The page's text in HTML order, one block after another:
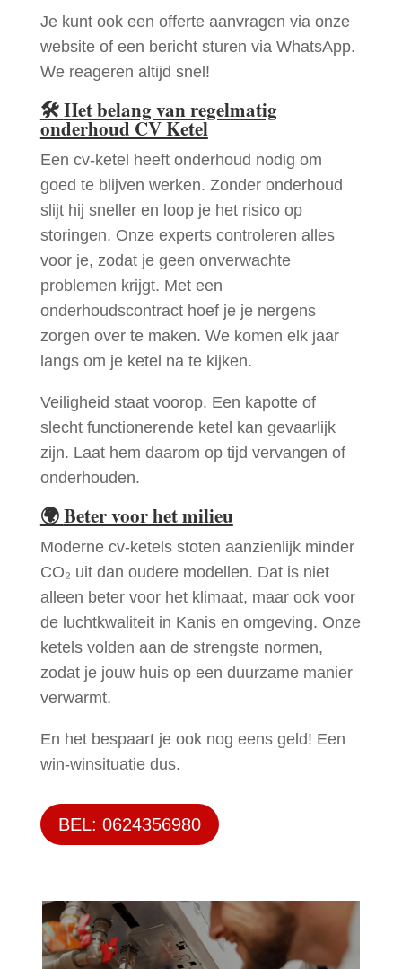
Je kunt ook een offerte aanvragen via onze
website of een bericht sturen via WhatsApp.
We reageren altijd snel!
🛠Het belang van regelmatig
onderhoud CV Ketel
Een cv-ketel heeft onderhoud nodig om
goed te blijven werken. Zonder onderhoud
slijt hij sneller en loop je het risico op
storingen. Onze experts controleren alles
voor je, zodat je geen onverwachte
problemen krijgt. Met een
onderhoudscontract hoef je je nergens
zorgen over te maken. We komen elk jaar
langs om je ketel na te kijken.
Veiligheid staat voorop. Een kapotte of
slecht functionerende ketel kan gevaarlijk
zijn. Laat hem daarom op tijd vervangen of
onderhouden.
🌍Beter voor het milieu
Moderne cv-ketels stoten aanzienlijk minder
CO₂ uit dan oudere modellen. Dat is niet
alleen beter voor het klimaat, maar ook voor
de luchtkwaliteit in Kanis en omgeving. Onze
ketels volden aan de strengste normen,
zodat je jouw huis op een duurzame manier
verwarmt.
En het bespaart je ook nog eens geld! Een
win-winsituatie dus.
BEL: 0624356980